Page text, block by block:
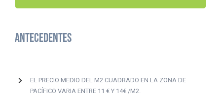
ANTECEDENTES
EL PRECIO MEDIO DEL M2 CUADRADO EN LA ZONA DE
PACÍFICO VARIA ENTRE 11 € Y 14€ /M2.